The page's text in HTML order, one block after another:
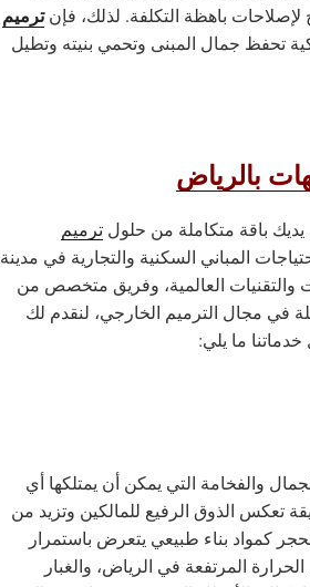
لإصلاحات باهظة التكلفة. لذلك، فإنترميم
تحفظ جمال المبنى وتحمي بنيته وتطيل
بالرياض
يديك باقة متكاملة من حلول ترميم
المباني السكنية والتجارية في مدينة
والتقنيات العالمية، وفريق متخصص من
في مجال الترميم الخارجي، لنقدم لك
ما يلي:
والفخامة التي يمكن أن يمتلكها أي
تعكس الذوق الرفيع للمالكين وتزيد من
كمواد بناء طبيعي يتعرض باستمرار
المرتفعة في الرياض، والغبار